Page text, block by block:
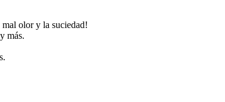
mal olor y la suciedad!
más.